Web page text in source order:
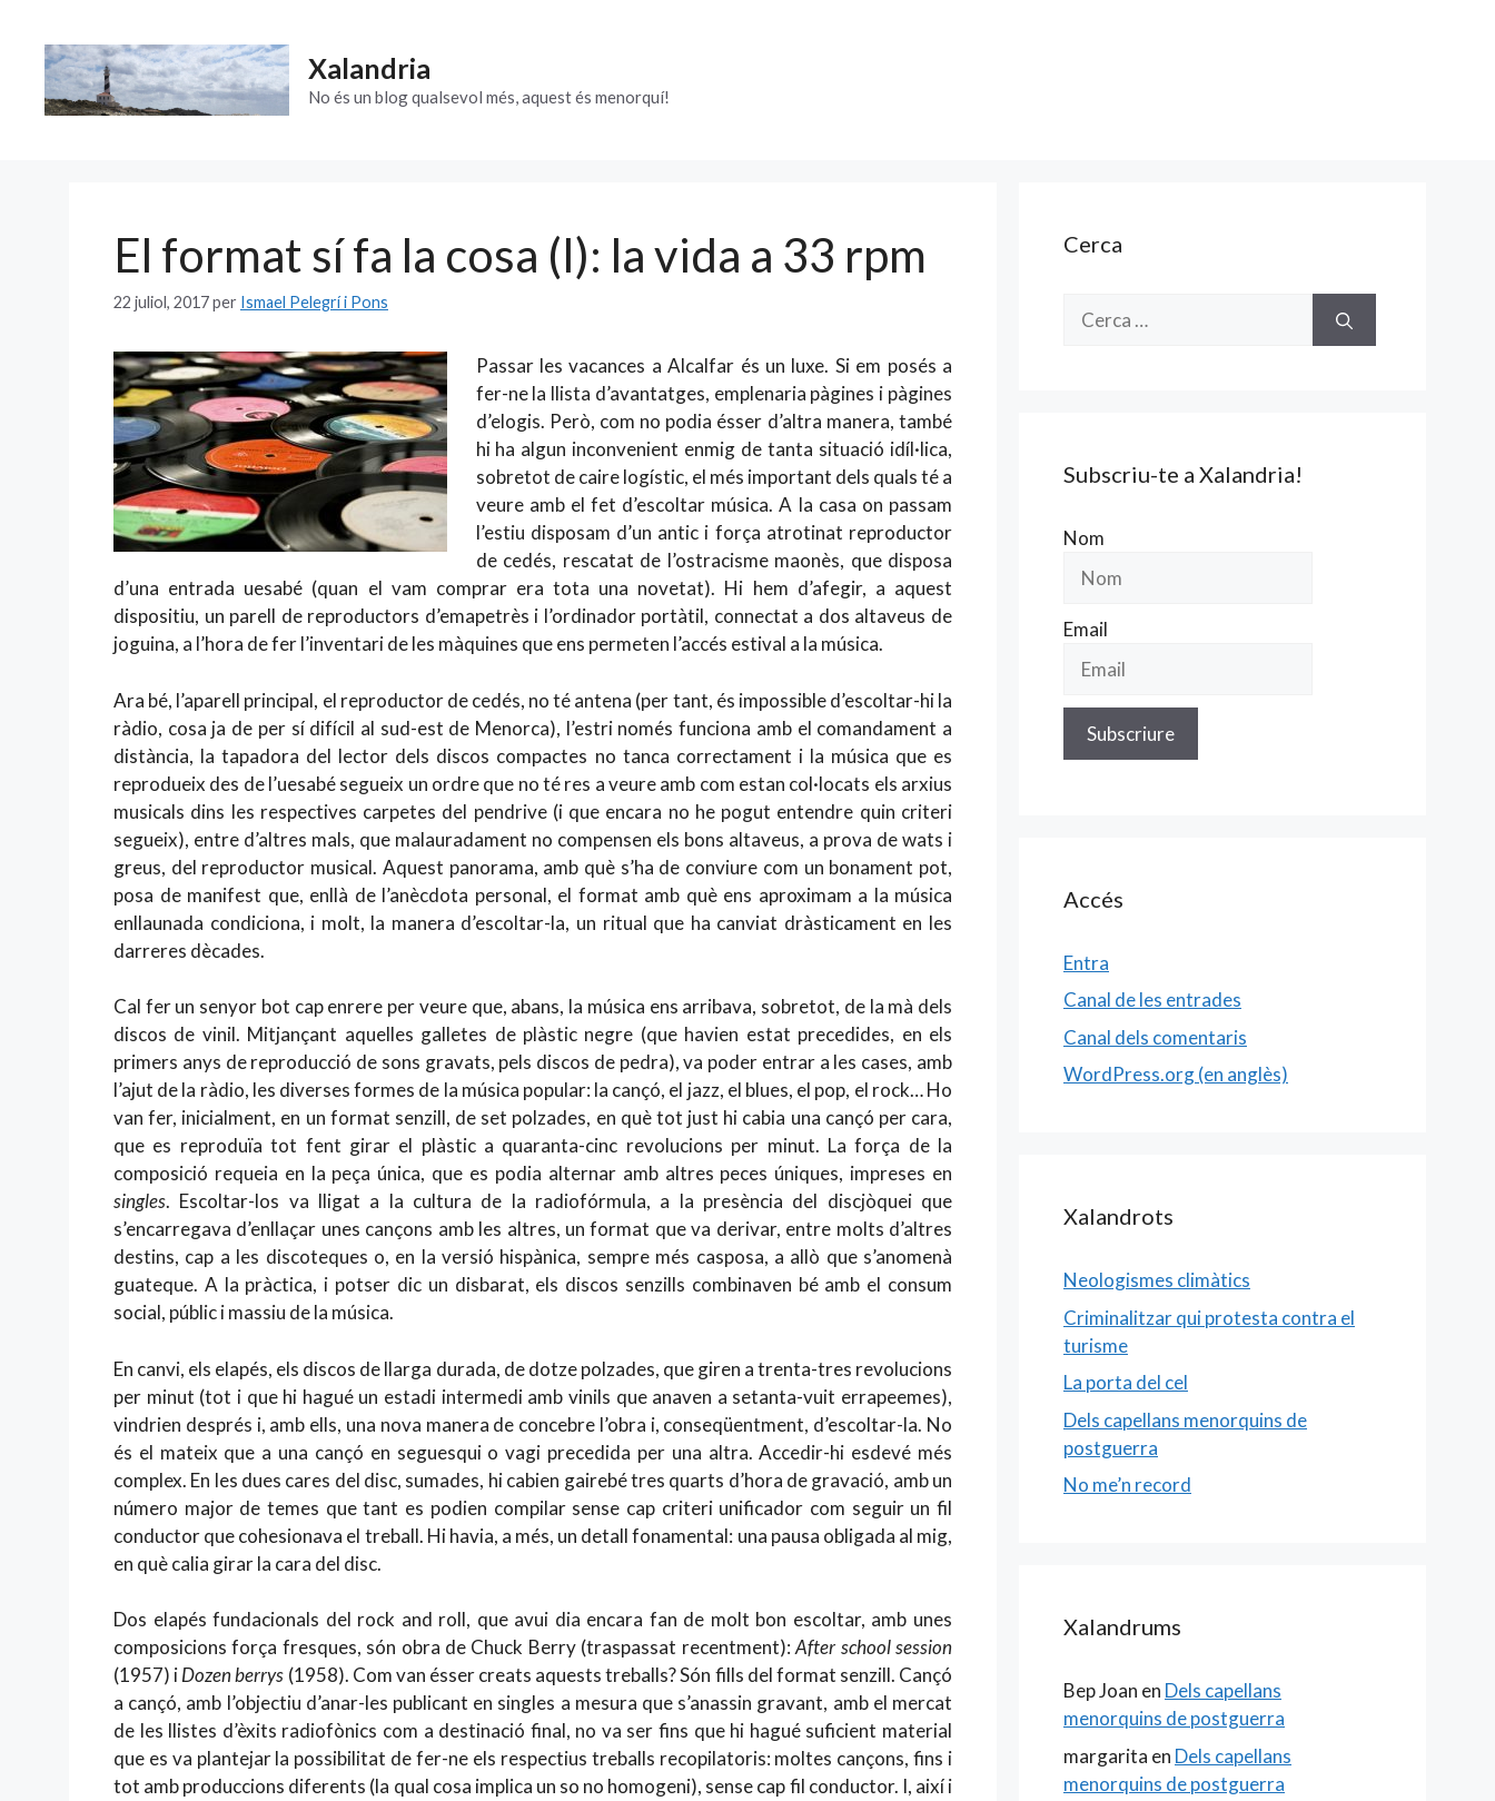
contingut
Xalandria
No és un blog qualsevol més, aquest és menorquí!
El format sí fa la cosa (I): la vida a 33 rpm
22 juliol, 2017per Ismael Pelegrí i Pons
Passar les vacances a Alcalfar és un luxe. Si em posés a
fer-ne la llista d’avantatges, emplenaria pàgines i pàgines
d’elogis. Però, com no podia ésser d’altra manera, també
hi ha algun inconvenient enmig de tanta situació idíl·lica,
sobretot de caire logístic, el més important dels quals té a
veure amb el fet d’escoltar música. A la casa on passam
l’estiu disposam d’un antic i força atrotinat reproductor
de cedés, rescatat de l’ostracisme maonès, que disposa
d’una entrada uesabé (quan el vam comprar era tota una novetat). Hi hem d’afegir, a aquest
dispositiu, un parell de reproductors d’emapetrès i l’ordinador portàtil, connectat a dos altaveus de
joguina, a l’hora de fer l’inventari de les màquines que ens permeten l’accés estival a la música.
Ara bé, l’aparell principal, el reproductor de cedés, no té antena (per tant, és impossible d’escoltar-hi la
ràdio, cosa ja de per sí difícil al sud-est de Menorca), l’estri només funciona amb el comandament a
distància, la tapadora del lector dels discos compactes no tanca correctament i la música que es
reprodueix des de l’uesabé segueix un ordre que no té res a veure amb com estan col·locats els arxius
musicals dins les respectives carpetes del pendrive (i que encara no he pogut entendre quin criteri
segueix), entre d’altres mals, que malauradament no compensen els bons altaveus, a prova de wats i
greus, del reproductor musical. Aquest panorama, amb què s’ha de conviure com un bonament pot,
posa de manifest que, enllà de l’anècdota personal, el format amb què ens aproximam a la música
enllaunada condiciona, i molt, la manera d’escoltar-la, un ritual que ha canviat dràsticament en les
darreres dècades.
Cal fer un senyor bot cap enrere per veure que, abans, la música ens arribava, sobretot, de la mà dels
discos de vinil. Mitjançant aquelles galletes de plàstic negre (que havien estat precedides, en els
primers anys de reproducció de sons gravats, pels discos de pedra), va poder entrar a les cases, amb
l’ajut de la ràdio, les diverses formes de la música popular: la cançó, el jazz, el blues, el pop, el rock… Ho
van fer, inicialment, en un format senzill, de set polzades, en què tot just hi cabia una cançó per cara,
que es reproduïa tot fent girar el plàstic a quaranta-cinc revolucions per minut. La força de la
composició requeia en la peça única, que es podia alternar amb altres peces úniques, impreses en
singles. Escoltar-los va lligat a la cultura de la radiofórmula, a la presència del discjòquei que
s’encarregava d’enllaçar unes cançons amb les altres, un format que va derivar, entre molts d’altres
destins, cap a les discoteques o, en la versió hispànica, sempre més casposa, a allò que s’anomenà
guateque. A la pràctica, i potser dic un disbarat, els discos senzills combinaven bé amb el consum
social, públic i massiu de la música.
En canvi, els elapés, els discos de llarga durada, de dotze polzades, que giren a trenta-tres revolucions
per minut (tot i que hi hagué un estadi intermedi amb vinils que anaven a setanta-vuit errapeemes),
vindrien després i, amb ells, una nova manera de concebre l’obra i, conseqüentment, d’escoltar-la. No
és el mateix que a una cançó en seguesqui o vagi precedida per una altra. Accedir-hi esdevé més
complex. En les dues cares del disc, sumades, hi cabien gairebé tres quarts d’hora de gravació, amb un
número major de temes que tant es podien compilar sense cap criteri unificador com seguir un fil
conductor que cohesionava el treball. Hi havia, a més, un detall fonamental: una pausa obligada al mig,
en què calia girar la cara del disc.
Dos elapés fundacionals del rock and roll, que avui dia encara fan de molt bon escoltar, amb unes
composicions força fresques, són obra de Chuck Berry (traspassat recentment):After school session
(1957) iDozen berrys (1958). Com van ésser creats aquests treballs? Són fills del format senzill. Cançó
a cançó, amb l’objectiu d’anar-les publicant en singles a mesura que s’anassin gravant, amb el mercat
de les llistes d’èxits radiofònics com a destinació final, no va ser fins que hi hagué suficient material
que es va plantejar la possibilitat de fer-ne els respectius treballs recopilatoris: moltes cançons, fins i
tot amb produccions diferents (la qual cosa implica un so no homogeni), sense cap fil conductor. I, així i
Cerca
Subscriu-te a Xalandria!
Nom
Email
Accés
Entra
Canal de les entrades
Canal dels comentaris
WordPress.org (en anglès)
Xalandrots
Neologismes climàtics
Criminalitzar qui protesta contra el
turisme
La porta del cel
Dels capellans menorquins de
postguerra
No me’n record
Xalandrums
Bep Joan en Dels capellans
menorquins de postguerra
margarita en Dels capellans
menorquins de postguerra